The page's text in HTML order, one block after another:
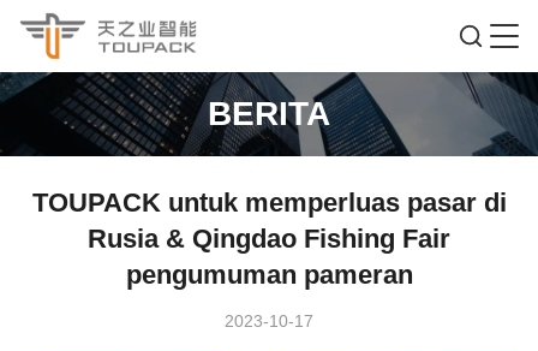
BERITA
TOUPACK untuk memperluas pasar di
Rusia & Qingdao Fishing Fair
pengumuman pameran
2023-10-17